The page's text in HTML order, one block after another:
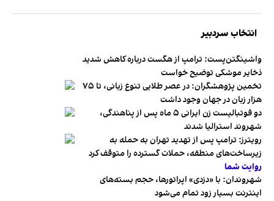
انتخاب سردبیر
واشینگتن‌پست: ترامپ از هگست درباره کاهش شدید
ذخایر موشکی توضیح خواست
تخمین پژوهشگران: در عصر طلایی تنوع زبانی، تا ۷۵
هزار زبان در جهان وجود داشت
دو فوتبالیست زن ایرانی ۵ ماه پس از پناهندگی،
شهروند استرالیا شدند
رویترز: ترامپ پس از تهدید تهران به حمله به
زیرساخت‌های منطقه، حملات گسترده را متوقف کرد
روایت شما
شهروندان:‌ با «دزدی» اپراتورها، حجم بسته‌های
اینترنت بسیار زود تمام می‌شود